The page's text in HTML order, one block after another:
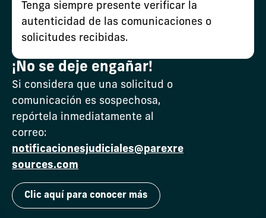
Carreras
© 2026 Parex Resource. Todos los derechos reservados.
Tenga siempre presente verificar la
autenticidad de las comunicaciones o
solicitudes recibidas.
¡No se deje engañar!
Si considera que una solicitud o
comunicación es sospechosa,
repórtela inmediatamente al
correo:
notificacionesjudiciales@parexre
sources.com
Clic aquí para conocer más